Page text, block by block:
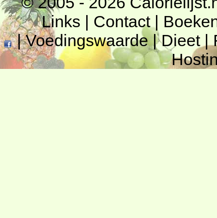
Links | Contact|
|Voedingswaarde|Dieet|